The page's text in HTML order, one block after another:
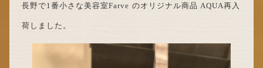
長野で1番小さな美容室Farve のオリジナル商品 AQUA再入
荷しました。